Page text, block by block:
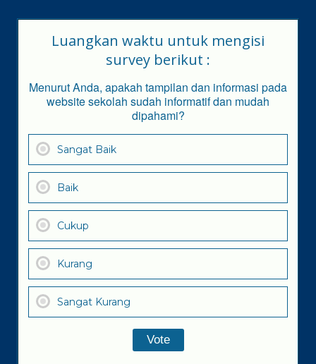
Luangkan waktu untuk mengisi
survey berikut :
Menurut Anda, apakah tampilan dan informasi pada
website sekolah sudah informatif dan mudah
dipahami?
Sangat Baik
Baik
Cukup
Kurang
Sangat Kurang